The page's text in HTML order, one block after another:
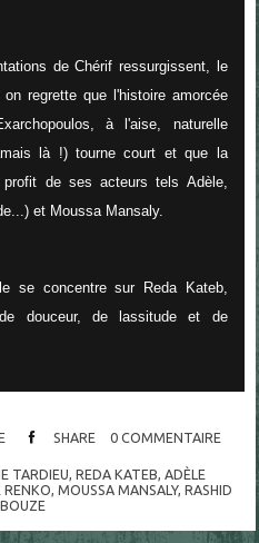
de Chérif ressurgissent, le
regrette que l'histoire amorcée
à l'aise, naturelle
là !) tourne court et que la
de ses acteurs tels Adèle,
et Moussa Mansaly.
se concentre sur Reda Kateb,
douceur, de lassitude et de
SHARE 0 COMMENTAIRE
TARDIEU ,REDA KATEB ADÈLE
RENKO ,MOUSSA MANSALY,RASHID